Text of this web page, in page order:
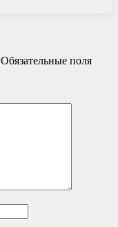
Обязательные поля